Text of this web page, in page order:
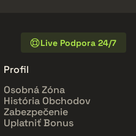
Live Podpora 24/7
Profil
Osobná Zóna
História Obchodov
Zabezpečenie
Uplatniť Bonus